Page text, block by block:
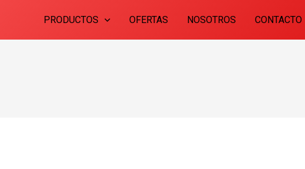
PRODUCTOS OFERTAS NOSOTROS CONTACTO